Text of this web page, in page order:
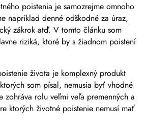
poistenia je samozrejme omnoho
napríklad denné odškodné za úraz,
zákrok atď. V tomto článku som
riziká, ktoré by s žiadnom poistení
života je komplexný produkt
som písal, nemusia byť vhodné
zohráva rolu veľmi veľa premenných a
ktorých životné poistenie nemusí mať